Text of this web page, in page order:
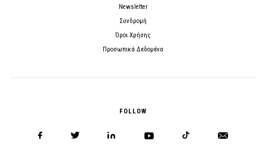
Newsletter
Συνδρομή
Όροι Χρήσης
Προσωπικά Δεδομένα
FOLLOW